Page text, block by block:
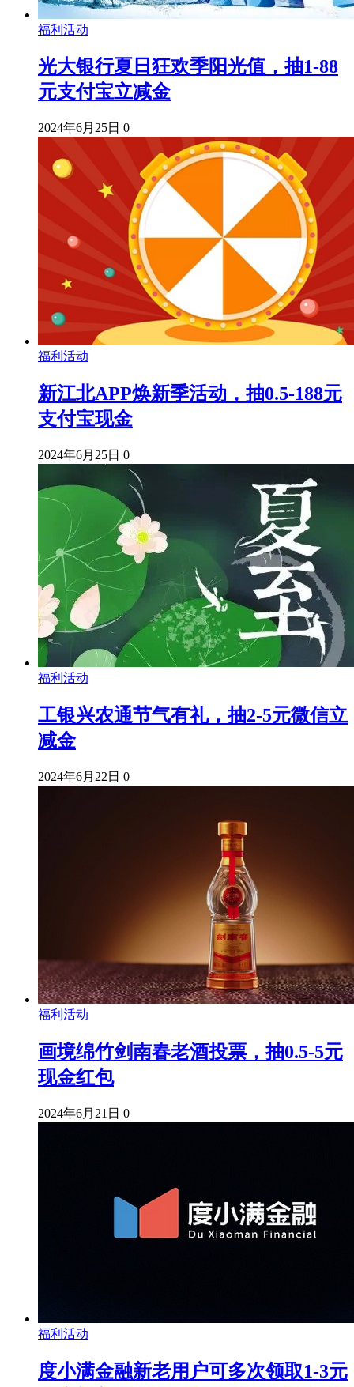
福利活动
光大银行夏日狂欢季阳光值，抽1-88
元支付宝立减金
2024年6月25日 0
福利活动
新江北APP焕新季活动，抽0.5-188元
支付宝现金
2024年6月25日 0
福利活动
工银兴农通节气有礼，抽2-5元微信立
减金
2024年6月22日 0
福利活动
画境绵竹剑南春老酒投票，抽0.5-5元
现金红包
2024年6月21日 0
福利活动
度小满金融新老用户可多次领取1-3元